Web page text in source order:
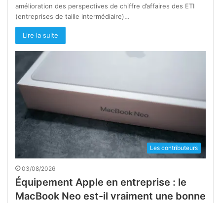
amélioration des perspectives de chiffre d’affaires des ETI
(entreprises de taille intermédiaire)…
Lire la suite
Les contributeurs
03/08/2026
Équipement Apple en entreprise : le
MacBook Neo est-il vraiment une bonne